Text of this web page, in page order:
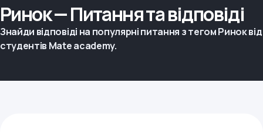
Ринок — Питання та відповіді
Знайди відповіді на популярні питання з тегом Ринок від
студентів Mate academy.